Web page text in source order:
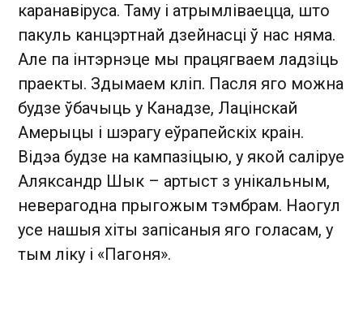
каранавіруса. Таму і атрымліваецца, што
пакуль канцэртнай дзейнасці ў нас няма.
Але па інтэрнэце мы працягваем ладзіць
праекты. Здымаем кліп. Пасля яго можна
будзе ўбачыць у Канадзе, Лацінскай
Амерыцы і шэрагу еўрапейскіх краін.
Відэа будзе на кампазіцыю, у якой саліруе
Аляксандр Шык – артыст з унікальным,
неверагодна прыгожым тэмбрам. Наогул
усе нашыя хіты запісаныя яго голасам, у
тым ліку і «Пагоня».